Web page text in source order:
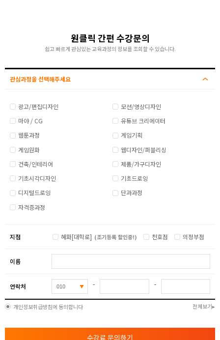
원클릭 간편 수강문의
쉽고 빠르게 관심있는 교육과정의 정보를 조회할 수 있습니다.
관심과정을 선택해주세요
광고/편집디자인
모션/영상디자인
마야 / CG
유튜브 크리에이터
웹툰과정
게임기획
게임원화
웹디자인/퍼블리싱
건축/인테리어
제품/가구디자인
기초시각디자인
기초드로잉
디지털드로잉
단과과정
자격증과정
지점 혜화[대학로] (조기등록 할인중!) 천호점 의정부점
이름
연락처 - -
개인정보취급방침에 동의합니다 전체보기
수강료 문의하기